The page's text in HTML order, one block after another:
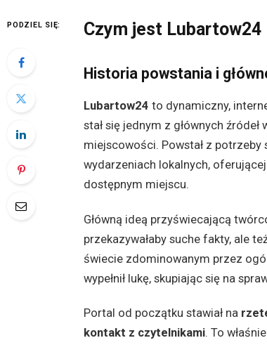
PODZIEL SIĘ: Czym jest
Historia powstania i
Lubartow24 to dynamiczny,
stał się jednym z głównych
miejscowości. Powstał z
wydarzeniach lokalnych,
dostępnym miejscu.
Główną ideą przyświecającą
przekazywałaby suche fakty, ale
świecie zdominowanym przez
wypełnił lukę, skupiając się na
Portal od początku stawiał na
kontakt z czytelnikami. To